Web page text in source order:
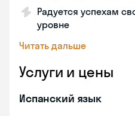
Радуется успехам
уровне
Читать дальше
Услуги и цены
Испанский язык